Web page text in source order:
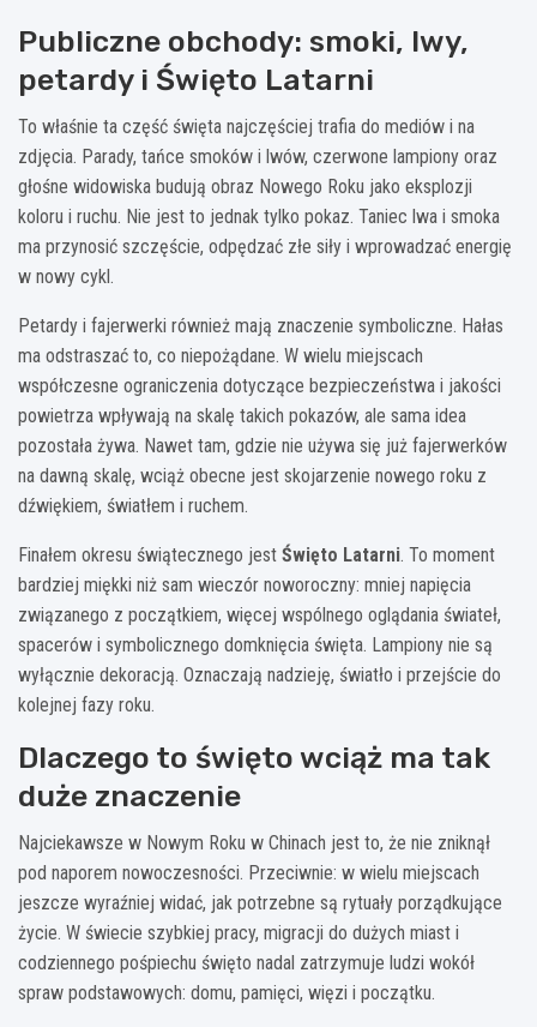
Publiczne obchody: smoki, lwy,
petardy i Święto Latarni
To właśnie ta część święta najczęściej trafia do mediów i na
zdjęcia. Parady, tańce smoków i lwów, czerwone lampiony oraz
głośne widowiska budują obraz Nowego Roku jako eksplozji
koloru i ruchu. Nie jest to jednak tylko pokaz. Taniec lwa i smoka
ma przynosić szczęście, odpędzać złe siły i wprowadzać energię
w nowy cykl.
Petardy i fajerwerki również mają znaczenie symboliczne. Hałas
ma odstraszać to, co niepożądane. W wielu miejscach
współczesne ograniczenia dotyczące bezpieczeństwa i jakości
powietrza wpływają na skalę takich pokazów, ale sama idea
pozostała żywa. Nawet tam, gdzie nie używa się już fajerwerków
na dawną skalę, wciąż obecne jest skojarzenie nowego roku z
dźwiękiem, światłem i ruchem.
Finałem okresu świątecznego jest Święto Latarni. To moment
bardziej miękki niż sam wieczór noworoczny: mniej napięcia
związanego z początkiem, więcej wspólnego oglądania świateł,
spacerów i symbolicznego domknięcia święta. Lampiony nie są
wyłącznie dekoracją. Oznaczają nadzieję, światło i przejście do
kolejnej fazy roku.
Dlaczego to święto wciąż ma tak
duże znaczenie
Najciekawsze w Nowym Roku w Chinach jest to, że nie zniknął
pod naporem nowoczesności. Przeciwnie: w wielu miejscach
jeszcze wyraźniej widać, jak potrzebne są rytuały porządkujące
życie. W świecie szybkiej pracy, migracji do dużych miast i
codziennego pośpiechu święto nadal zatrzymuje ludzi wokół
spraw podstawowych: domu, pamięci, więzi i początku.